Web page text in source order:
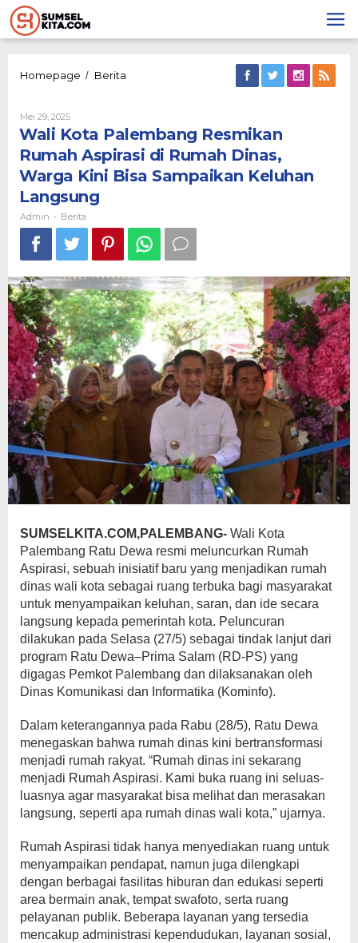
Lewati
ke
konten
Homepage / Berita
Rumah
Aspirasi
di
Rumah
Bisa
Sampaikan
Keluhan
Langsung
Mei 29, 2025Oleh
Admin
Wali Kota Palembang Resmikan
Rumah Aspirasi di Rumah Dinas,
Warga Kini Bisa Sampaikan Keluhan
Langsung
Admin - Berita
SUMSELKITA.COM,PALEMBANG- Wali Kota
Palembang Ratu Dewa resmi meluncurkan Rumah
Aspirasi, sebuah inisiatif baru yang menjadikan rumah
dinas wali kota sebagai ruang terbuka bagi masyarakat
untuk menyampaikan keluhan, saran, dan ide secara
langsung kepada pemerintah kota. Peluncuran
dilakukan pada Selasa (27/5) sebagai tindak lanjut dari
program Ratu Dewa–Prima Salam (RD-PS) yang
digagas Pemkot Palembang dan dilaksanakan oleh
Dinas Komunikasi dan Informatika (Kominfo).
Dalam keterangannya pada Rabu (28/5), Ratu Dewa
menegaskan bahwa rumah dinas kini bertransformasi
menjadi rumah rakyat. “Rumah dinas ini sekarang
menjadi Rumah Aspirasi. Kami buka ruang ini seluas-
luasnya agar masyarakat bisa melihat dan merasakan
langsung, seperti apa rumah dinas wali kota,” ujarnya.
Rumah Aspirasi tidak hanya menyediakan ruang untuk
menyampaikan pendapat, namun juga dilengkapi
dengan berbagai fasilitas hiburan dan edukasi seperti
area bermain anak, tempat swafoto, serta ruang
pelayanan publik. Beberapa layanan yang tersedia
mencakup administrasi kependudukan, layanan sosial,